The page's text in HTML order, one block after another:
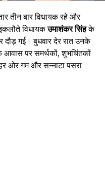
तीन बार विधायक रहे और
विधायकउमाशंकर सिंहके
गई। बुधवार देर रात उनके
आवास पर समर्थकों, शुभचिंतकों
ओर गम और सन्नाटा पसरा